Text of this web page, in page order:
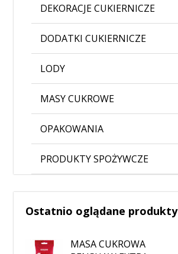
DEKORACJE CUKIERNICZE
DODATKI CUKIERNICZE
LODY
MASY CUKROWE
OPAKOWANIA
PRODUKTY SPOŻYWCZE
Ostatnio oglądane produkty
MASA CUKROWA